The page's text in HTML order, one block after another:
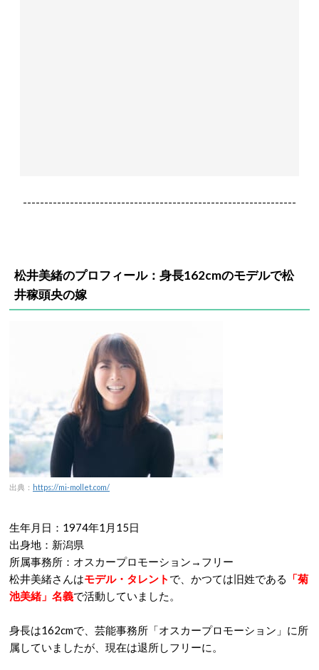
----------------------------------------------------------------
松井美緒のプロフィール：身長162cmのモデルで松
井稼頭央の嫁
出典： https://mi-mollet.com/
生年月日：1974年1月15日
出身地：新潟県
所属事務所：オスカープロモーション→フリー
松井美緒さんはモデル・タレント で、かつては旧姓である
「菊
池美緒」名義で活動していました。
身長は162cmで、芸能事務所「オスカープロモーション」に所
属していましたが、現在は退所しフリーに。